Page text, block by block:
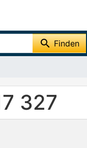
search Finden
327